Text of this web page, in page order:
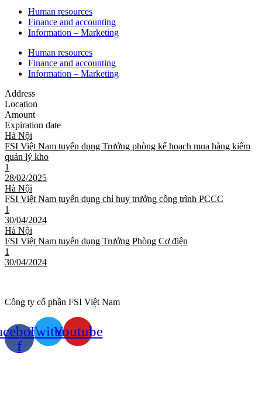
Human resources
Finance and accounting
Information – Marketing
Human resources
Finance and accounting
Information – Marketing
Address
Location
Amount
Expiration date
Hà Nội
FSI Việt Nam tuyển dụng Trưởng phòng kế hoạch mua hàng kiêm
quản lý kho
1
28/02/2025
Hà Nội
FSI Việt Nam tuyển dụng chỉ huy trưởng công trình PCCC
1
30/04/2024
Hà Nội
FSI Việt Nam tuyển dụng Trưởng Phòng Cơ điện
1
30/04/2024
Công ty cổ phần FSI Việt Nam
f
TwitterYoutube